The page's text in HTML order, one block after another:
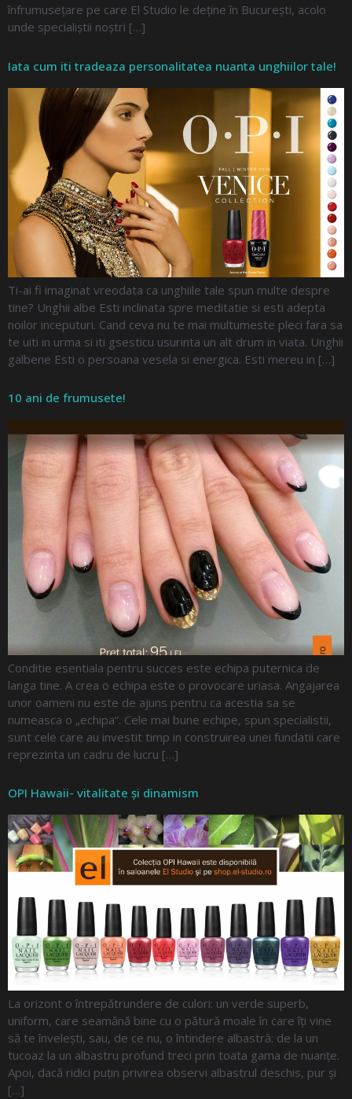
înfrumusețare pe care El Studio le deține în București, acolo
unde specialiștii noștri […]
Iata cum iti tradeaza personalitatea nuanta unghiilor tale!
Ti-ai fi imaginat vreodata ca unghiile tale spun multe despre
tine? Unghii albe Esti inclinata spre meditatie si esti adepta
noilor inceputuri. Cand ceva nu te mai multumeste pleci fara sa
te uiti in urma si iti gsesticu usurinta un alt drum in viata. Unghii
galbene Esti o persoana vesela si energica. Esti mereu in […]
10 ani de frumusete!
Conditie esentiala pentru succes este echipa puternica de
langa tine. A crea o echipa este o provocare uriasa. Angajarea
unor oameni nu este de ajuns pentru ca acestia sa se
numeasca o „echipa“. Cele mai bune echipe, spun specialistii,
sunt cele care au investit timp in construirea unei fundatii care
reprezinta un cadru de lucru […]
OPI Hawaii- vitalitate și dinamism
La orizont o întrepătrundere de culori: un verde superb,
uniform, care seamănă bine cu o pătură moale în care îți vine
să te învelești, sau, de ce nu, o întindere albastră: de la un
tucoaz la un albastru profund treci prin toata gama de nuanțe.
Apoi, dacă ridici puțin privirea observi albastrul deschis, pur și
[…]